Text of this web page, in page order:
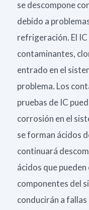
se descompone
debido a
refrigeración. El
contaminantes,
entrado en el
problema. Los
pruebas de IC
corrosión en el
se forman ácidos
continuará
ácidos que
componentes del
conducirán a